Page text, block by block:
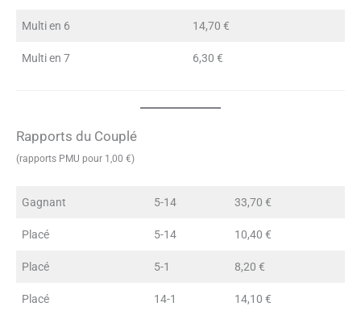
Multi en 6 14,70 €
Multi en 7 6,30 €
Rapports du Couplé
(rapports PMU pour 1,00 €)
Gagnant 5-14 33,70 €
Placé 5-14 10,40 €
Placé 5-1 8,20 €
Placé 14-1 14,10 €